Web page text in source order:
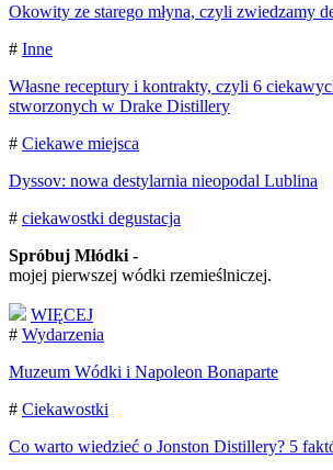
Okowity ze starego młyna, czyli zwiedzamy
# Inne
Własne receptury i kontrakty, czyli 6
stworzonych w Drake Distillery
# Ciekawe miejsca
Dyssov: nowa destylarnia nieopodal Lublina
# ciekawostki degustacja
Spróbuj Młódki -
mojej pierwszej wódki rzemieślniczej.
WIĘCEJ
# Wydarzenia
Muzeum Wódki i Napoleon Bonaparte
# Ciekawostki
Co warto wiedzieć o Jonston Distillery? 5